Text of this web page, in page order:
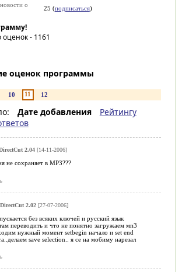
о
25 (подписаться)
оценок - 1161
оценок программы
10 11 12
Дате добавления
Рейтингу
2.04[14-11-2006]
не сохраняет в МР3???
2.02[27-07-2006]
без всяких ключей и русский язык
переводить и что не понятно загружаем мп3
нужный момент setbegin начало и set end
save selection.. я се на мобиму нарезал